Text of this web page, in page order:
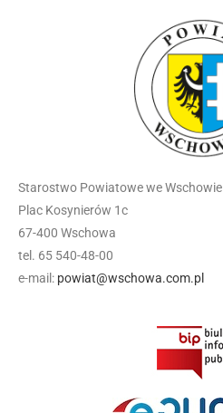
Starostwo Powiatowe we Wschowie
Plac Kosynierów 1c
67-400 Wschowa
tel. 65 540-48-00
e-mail: powiat@wschowa.com.pl